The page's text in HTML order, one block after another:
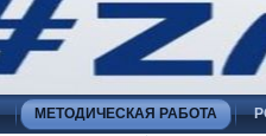
МЕТОДИЧЕСКАЯ РАБОТА